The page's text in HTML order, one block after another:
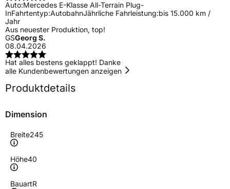
Auto:Mercedes E-Klasse All-Terrain Plug-
InFahrtentyp:AutobahnJährliche Fahrleistung:bis 15.000 km /
Jahr
Aus neuester Produktion, top!
GSGeorg S.
08.04.2026
Hat alles bestens geklappt! Danke
alle Kundenbewertungen anzeigen
Produktdetails
Dimension
Breite245
Höhe40
BauartR